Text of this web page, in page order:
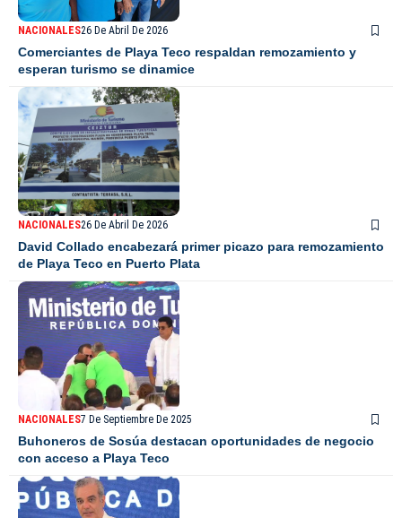
NACIONALES26 De Abril De 2026
Comerciantes de Playa Teco respaldan remozamiento y
esperan turismo se dinamice
NACIONALES26 De Abril De 2026
David Collado encabezará primer picazo para remozamiento
de Playa Teco en Puerto Plata
NACIONALES7 De Septiembre De 2025
Buhoneros de Sosúa destacan oportunidades de negocio
con acceso a Playa Teco